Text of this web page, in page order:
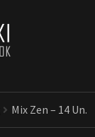
Mix Zen – 14 Un.